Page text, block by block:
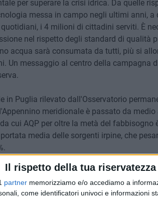
Il rispetto della tua
partner memorizziamo e/o accediamo a
come identificatori univoci e informazioni
per superare la crisi idrica. Da quelle
messa in campo negli ultimi anni, a
i 4 milioni di cittadini serviti. È
nel rispetto degli standard di qualità
acqua sarà consumata da tutti, più si
Un messaggio al centro della campagna
in Puglia rilevato dall'Osservatorio
meridionale è passato da medio
cui AQP per oltre la metà del fabbisogno
media delle sorgenti irpine, che
climatico, dal risanamento e la
consentono di gestire la domanda di